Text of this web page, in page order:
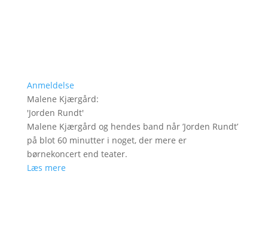
Anmeldelse
Malene Kjærgård:
'Jorden Rundt'
Malene Kjærgård og hendes band når ’Jorden Rundt’
på blot 60 minutter i noget, der mere er
børnekoncert end teater.
Læs mere